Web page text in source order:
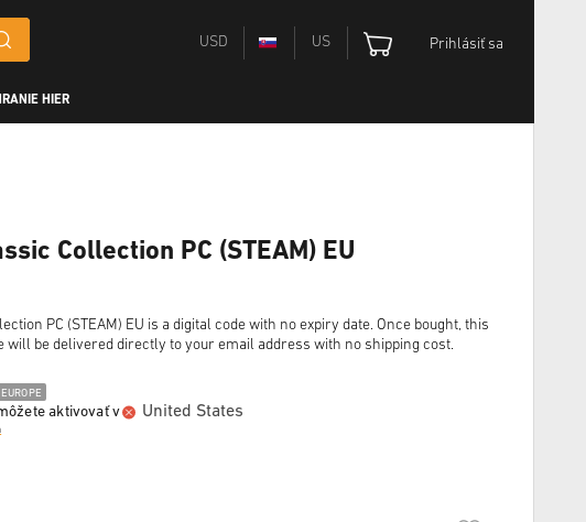
USD US Prihlásiť sa
HIER
Collection PC (STEAM) EU
PC (STEAM) EU is a digital code with no expiry date. Once bought, this
will be delivered directly to your email address with no shipping cost.
EUROPE
aktivovať v United States